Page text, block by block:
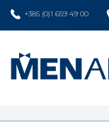
+385 (0)1 659 49 00